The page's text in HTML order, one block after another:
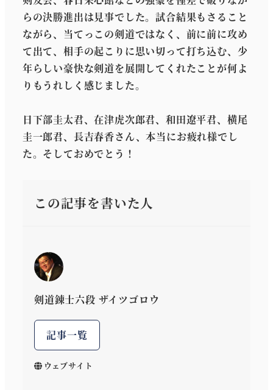
らの決勝進出は見事でした。試合結果もさること
ながら、当てっこの剣道ではなく、前に前に攻め
て出て、相手の起こりに思い切って打ち込む、少
年らしい豪快な剣道を展開してくれたことが何よ
りもうれしく感じました。
日下部圭太君、在津虎次郎君、和田遼平君、横尾
圭一郎君、長吉春香さん、本当にお疲れ様でし
た。そしておめでとう！
この記事を書いた人
剣道錬士六段 ザイツゴロウ
記事一覧
ウェブサイト